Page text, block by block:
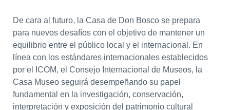
De cara al futuro, la Casa de Don Bosco se prepara
para nuevos desafíos con el objetivo de mantener un
equilibrio entre el público local y el internacional. En
línea con los estándares internacionales establecidos
por el ICOM, el Consejo Internacional de Museos, la
Casa Museo seguirá desempeñando su papel
fundamental en la investigación, conservación,
interpretación y exposición del patrimonio cultural